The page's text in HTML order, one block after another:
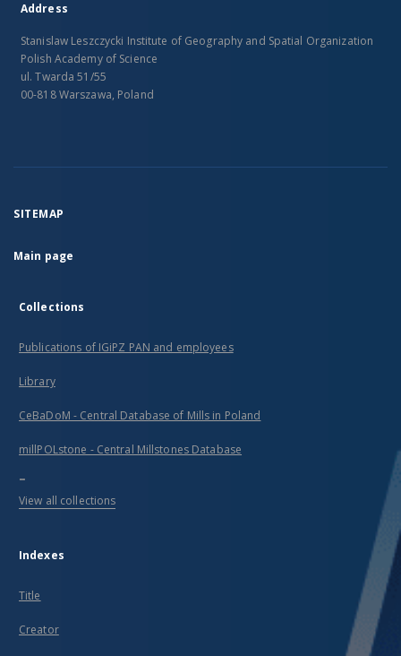
Address
Stanislaw Leszczycki Institute of Geography and Spatial Organization
Polish Academy of Science
ul. Twarda 51/55
00-818 Warszawa, Poland
SITEMAP
Main page
Collections
Publications of IGiPZ PAN and employees
Library
CeBaDoM - Central Database of Mills in Poland
millPOLstone - Central Millstones Database
...
View all collections
Indexes
Title
Creator